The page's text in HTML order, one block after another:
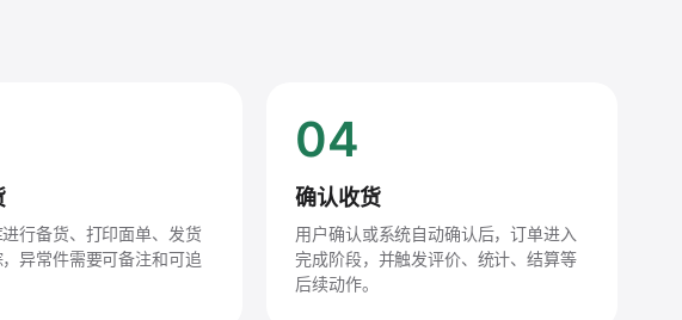
行备货、打印面单、发货
异常件需要可备注和可追
04
确认收货
用户确认或系统自动确认后，订单进入
完成阶段，并触发评价、统计、结算等
后续动作。